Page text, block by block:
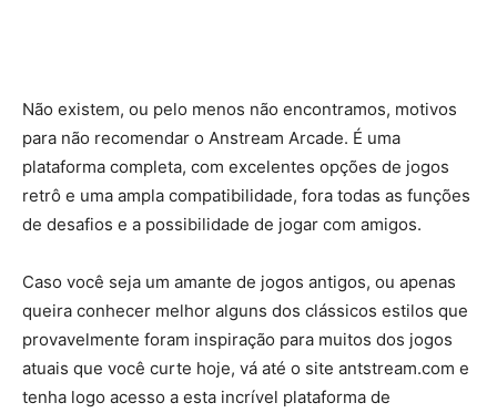
Não existem, ou pelo menos não encontramos, motivos
para não recomendar o Anstream Arcade. É uma
plataforma completa, com excelentes opções de jogos
retrô e uma ampla compatibilidade, fora todas as funções
de desafios e a possibilidade de jogar com amigos.
Caso você seja um amante de jogos antigos, ou apenas
queira conhecer melhor alguns dos clássicos estilos que
provavelmente foram inspiração para muitos dos jogos
atuais que você curte hoje, vá até o site antstream.com e
tenha logo acesso a esta incrível plataforma de